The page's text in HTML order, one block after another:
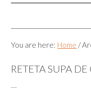
You are here: Home /
RETETA SUPA DE